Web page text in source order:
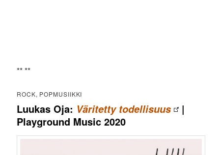
** **
ROCK, POPMUSIIKKI
Luukas Oja: Väritetty todellisuus
|
Playground Music 2020